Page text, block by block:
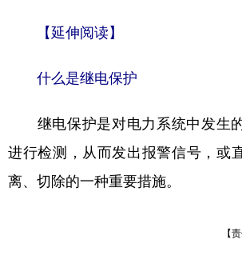
【延伸阅读】
什么是继电保护
继电保护是对电力系统中发生
进行检测，从而发出报警信号，或
离、切除的一种重要措施。
【